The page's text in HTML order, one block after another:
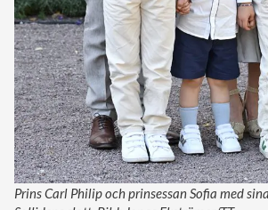
Prins Carl Philip och prinsessan Sofia med